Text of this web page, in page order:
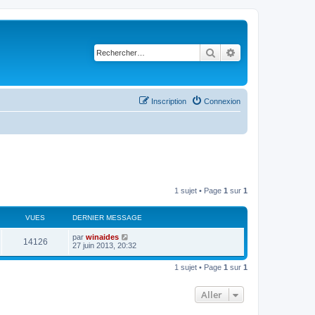
Rechercher
Connexion
Inscription
1 sujet • Page 1 sur 1
VUES DERNIER MESSAGE
14126 par winaides
27 juin 2013, 20:32
1 sujet • Page 1 sur 1
Aller